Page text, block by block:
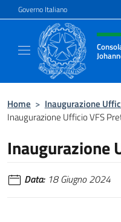
Salta al contenuto
Governo Italiano
Intestazione
Home > Inaugurazione
Inaugurazione Ufficio VFS
Inaugurazione
Data: 18 Giugno 2024